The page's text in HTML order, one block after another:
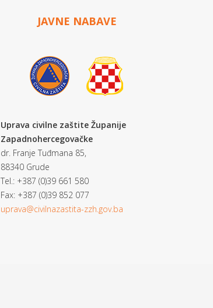
JAVNE NABAVE
Uprava civilne zaštite Županije
Zapadnohercegovačke
dr. Franje Tuđmana 85,
88340 Grude
Tel.: +387 (0)39 661 580
Fax: +387 (0)39 852 077
uprava@civilnazastita-zzh.gov.ba